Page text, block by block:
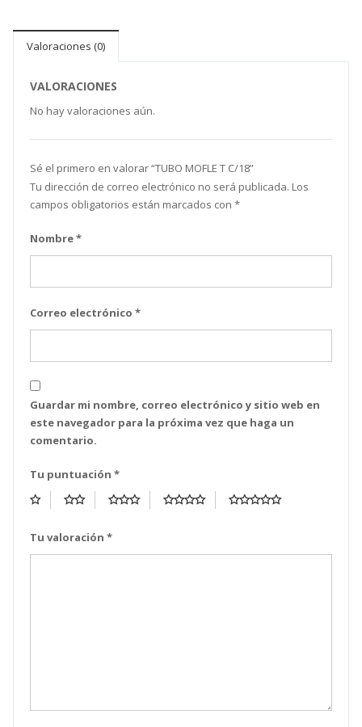
Valoraciones (0)
VALORACIONES
No hay valoraciones aún.
Sé el primero en valorar “ TUBO MOFLE T C/18”
Tu dirección de correo electrónico no será publicada. Los
campos obligatorios están marcados con *
Nombre*
Correo electrónico *
Guardar mi nombre, correo electrónico y sitio web en
este navegador para la próxima vez que haga un
comentario.
Tu puntuación *
Tu valoración *